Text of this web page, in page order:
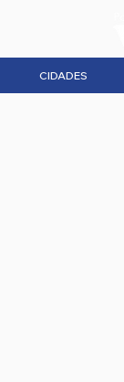
CIDADES